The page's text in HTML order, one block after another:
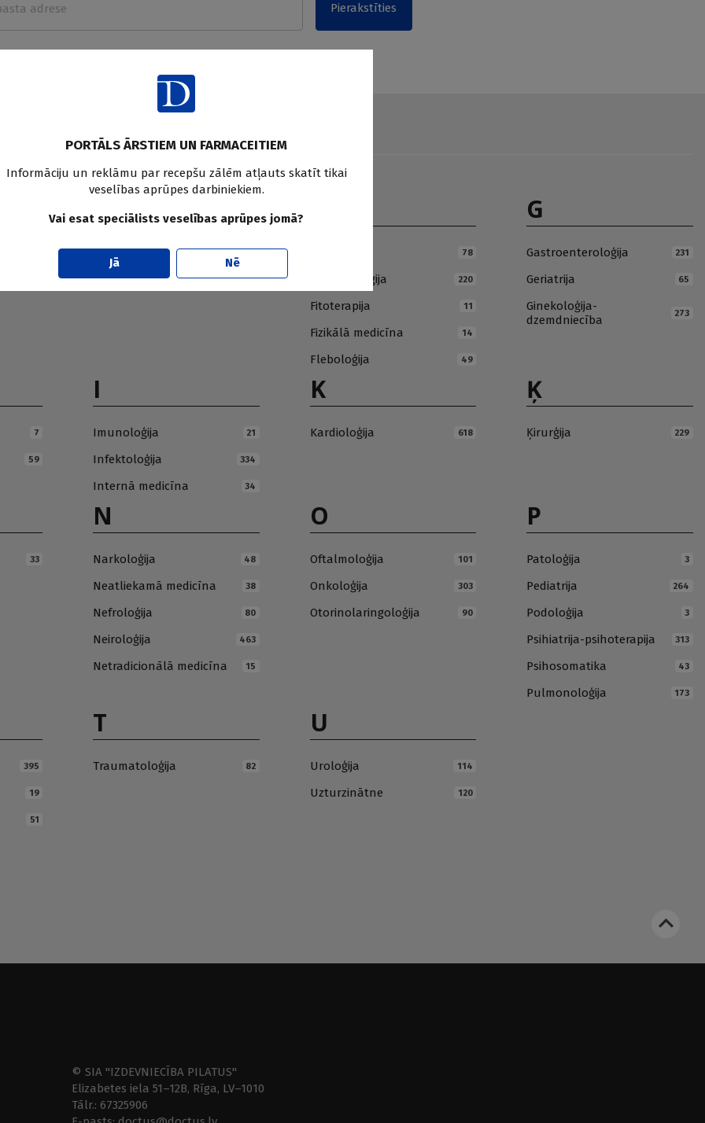
Pierakstīties
E
Endokrinoloģija 414 78
Farmakoloģija 220
Fitoterapija 11
Fizikālā medicīna 14
Fleboloģija 49
G
Gastroenteroloģija 231
Geriatrija 65
Ginekoloģija-
dzemdniecība
273
7
59
I
Imunoloģija 21
Infektoloģija 334
Internā medicīna 34
K
Kardioloģija 618
Ķ
Ķirurģija 229
33
N
Narkoloģija 48
Neatliekamā medicīna 38
Nefroloģija 80
Neiroloģija 463
Netradicionālā medicīna 15
O
Oftalmoloģija 101
Onkoloģija 303
Otorinolaringoloģija 90
P
Patoloģija 3
Pediatrija 264
Podoloģija 3
Psihiatrija-psihoterapija 313
Psihosomatika 43
Pulmonoloģija 173
395
19
51
T
Traumatoloģija 82
U
Uroloģija 114
Uzturzinātne 120
© SIA "IZDEVNIECĪBA PILATUS"
Elizabetes iela 51–12B, Rīga, LV–1010
Tālr.: 67325906
PORTĀLS ĀRSTIEM UN FARMACEITIEM
Informāciju un reklāmu par recepšu zālēm atļauts skatīt tikai
veselības aprūpes darbiniekiem.
Vai esat speciālists veselības aprūpes jomā?
Jā Nē